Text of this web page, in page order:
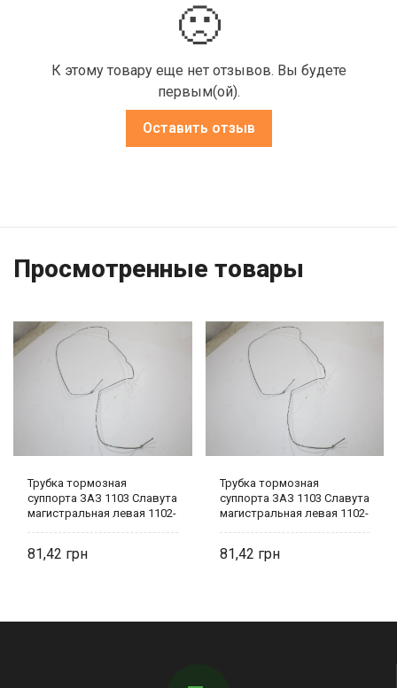
🙁
К этому товару еще нет отзывов. Вы будете
первым(ой).
Оставить отзыв
Просмотренные товары
Трубка тормозная
суппорта ЗАЗ 1103 Славута
магистральная левая 1102-
81,42
Трубка тормозная
суппорта ЗАЗ 1103 Славута
магистральная левая 1102-
81,42